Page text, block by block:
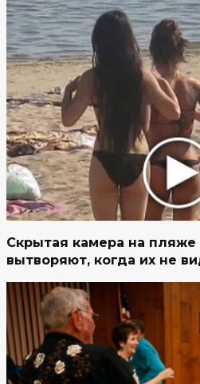
Скрытая камера на
вытворяют, когда их не